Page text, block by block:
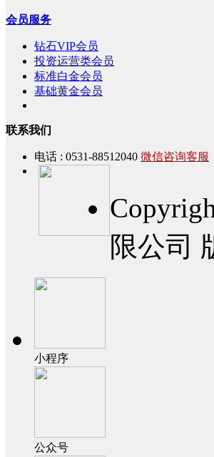
会员服务
钻石VIP会员
投资运营类会员
标准白金会员
基础黄金会员
联系我们
电话 : 0531-88512040 微信咨询客服
限公司
小程序
公众号